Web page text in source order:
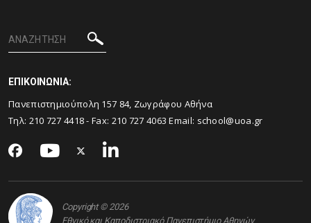
ΕΠΙΚΟΙΝΩΝΙΑ:
Πανεπιστημιούπολη 157 84, Ζωγράφου Αθήνα
Τηλ: 210 727 4418- Fax: 210 727 4063 Email: school@uoa.gr
Copyright © 2026
Εθνικό και Καποδιστριακό Πανεπιστήμιο Αθηνών